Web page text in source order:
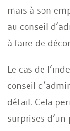
mais à son
au conseil
à faire de
Le cas de
conseil
détail. Cela
surprises